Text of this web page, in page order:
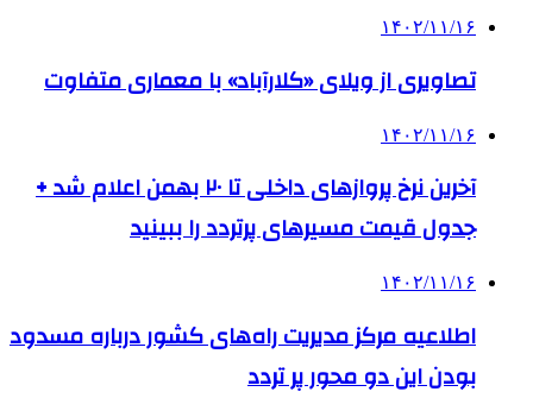
۱۴۰۲/۱۱/۱۶
تصاویری از ویلای «کلارآباد» با معماری متفاوت
۱۴۰۲/۱۱/۱۶
آخرین نرخ پروازهای داخلی تا ۲۰ بهمن اعلام شد +
جدول قیمت مسیرهای پرتردد را ببینید
۱۴۰۲/۱۱/۱۶
اطلاعیه‌ مرکز مدیریت راه‌های کشور درباره مسدود
بودن این دو محور پر تردد